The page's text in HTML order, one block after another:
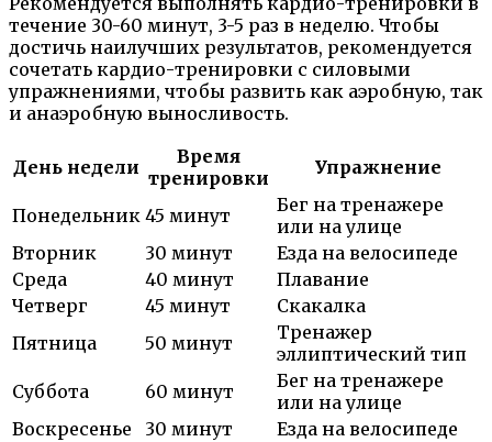
течение 30-60 минут, 3-5 раз в неделю. Чтобы
достичь наилучших результатов, рекомендуется
сочетать кардио-тренировки с силовыми
упражнениями, чтобы развить как аэробную, так
и анаэробную выносливость.
День недели
Время
тренировки
Упражнение
Понедельник 45 минут
Бег на тренажере
или на улице
Вторник
30 минут
Езда на велосипеде
Среда
40 минут
Плавание
Четверг
45 минут
Скакалка
Пятница
50 минут
Тренажер
эллиптический тип
Суббота
60 минут
Бег на тренажере
или на улице
Воскресенье
30 минут
Езда на велосипеде